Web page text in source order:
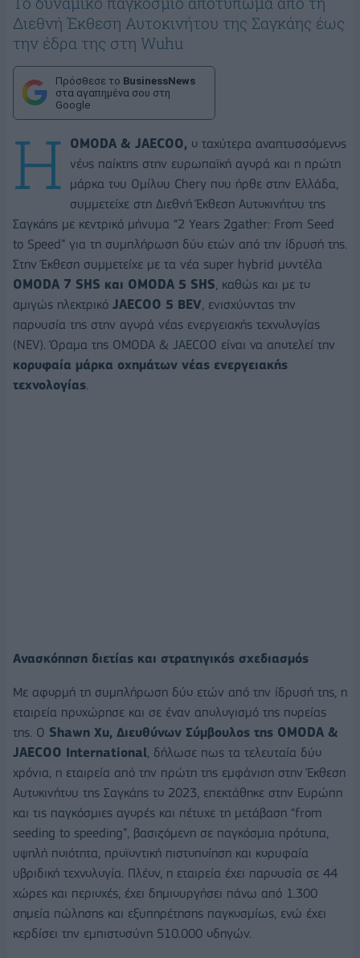
Διεθνή Έκθεση Αυτοκινήτου της Σαγκάης έως
την έδρα της στη Wuhu
Πρόσθεσε το BusinessNews
στα αγαπημένα σου στη
Google
Η OMODA & JAECOO, ο ταχύτερα αναπτυσσόμενος
νέος παίκτης στην ευρωπαϊκή αγορά και η πρώτη
μάρκα του Ομίλου Chery που ήρθε στην Ελλάδα,
συμμετείχε στη Διεθνή Έκθεση Αυτοκινήτου της
Σαγκάης με κεντρικό μήνυμα “2 Years 2gather: From Seed
to Speed” για τη συμπλήρωση δύο ετών από την ίδρυσή της.
Στην Έκθεση συμμετείχε με τα νέα super hybrid μοντέλα
OMODA 7 SHS και OMODA 5 SHS , καθώς και με το
αμιγώς ηλεκτρικό JAECOO 5 BEV , ενισχύοντας την
παρουσία της στην αγορά νέας ενεργειακής τεχνολογίας
(NEV). Όραμα της OMODA & JAECOO είναι να αποτελεί την
κορυφαία μάρκα οχημάτων νέας ενεργειακής
τεχνολογίας.
Ανασκόπηση διετίας και στρατηγικός σχεδιασμός
Mε αφορμή τη συμπλήρωση δύο ετών από την ίδρυσή της, η
εταιρεία προχώρησε και σε έναν απολογισμό της πορείας
της. Ο Shawn Xu, Διευθύνων Σύμβουλος της OMODA &
JAECOO International, δήλωσε πως τα τελευταία δύο
χρόνια, η εταιρεία από την πρώτη της εμφάνιση στην Έκθεση
Αυτοκινήτου της Σαγκάης το 2023, επεκτάθηκε στην Ευρώπη
και τις παγκόσμιες αγορές και πέτυχε τη μετάβαση “from
seeding to speeding”, βασιζόμενη σε παγκόσμια πρότυπα,
υψηλή ποιότητα, προϊοντική πιστοποίηση και κορυφαία
υβριδική τεχνολογία. Πλέον, η εταιρεία έχει παρουσία σε 44
χώρες και περιοχές, έχει δημιουργήσει πάνω από 1.300
σημεία πώλησης και εξυπηρέτησης παγκοσμίως, ενώ έχει
κερδίσει την εμπιστοσύνη 510.000 οδηγών.